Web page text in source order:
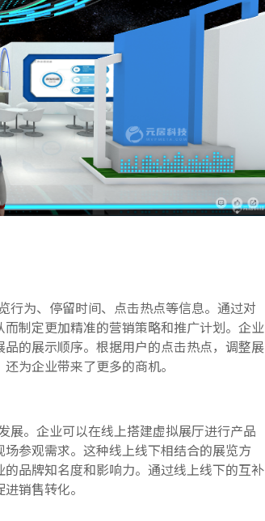
为、停留时间、点击热点等信息。通过对
制定更加精准的营销策略和推广计划。企业
的展示顺序。根据用户的点击热点，调整展
为企业带来了更多的商机。
。企业可以在线上搭建虚拟展厅进行产品
参观需求。这种线上线下相结合的展览方
品牌知名度和影响力。通过线上线下的互补
销售转化。